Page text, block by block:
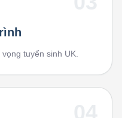
tuyển sinh UK.